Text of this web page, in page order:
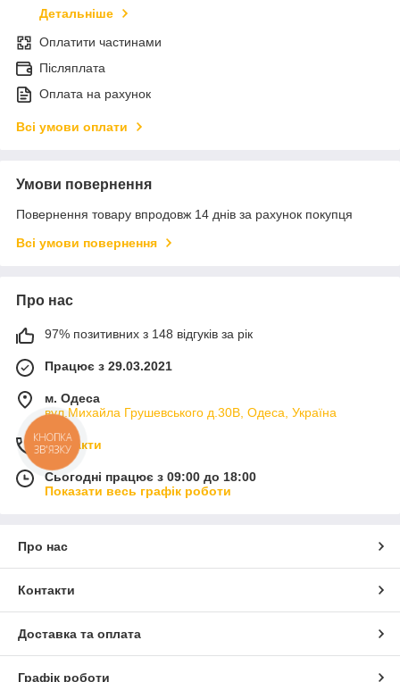
Детальніше
Оплатити частинами
Післяплата
Оплата на рахунок
Всі умови оплати
Умови повернення
Повернення товару впродовж 14 днів за рахунок покупця
Всі умови повернення
Про нас
97% позитивних з 148 відгуків за рік
Працює з 29.03.2021
м. Одеса
вул.Михайла Грушевського д.30В, Одеса, Україна
Контакти
Сьогодні працює з 09:00 до 18:00
Показати весь графік роботи
Про нас
Контакти
Доставка та оплата
Графік роботи
КНОПКА
ЗВ'ЯЗКУ